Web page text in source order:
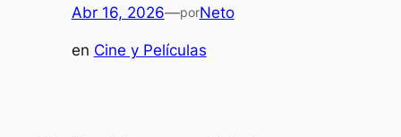
Abr 16, 2026—porNeto
en Cine y Películas